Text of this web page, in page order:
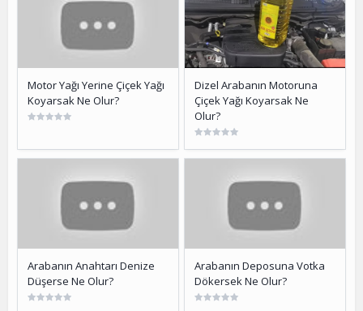
Motor Yağı Yerine Çiçek Yağı
Koyarsak Ne Olur?
Dizel Arabanın Motoruna
Çiçek Yağı Koyarsak Ne
Olur?
Arabanın Anahtarı Denize
Düşerse Ne Olur?
Arabanın Deposuna Votka
Dökersek Ne Olur?